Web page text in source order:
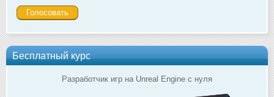
Бесплатный курс
Разработчик игр на Unreal Engine с нуля